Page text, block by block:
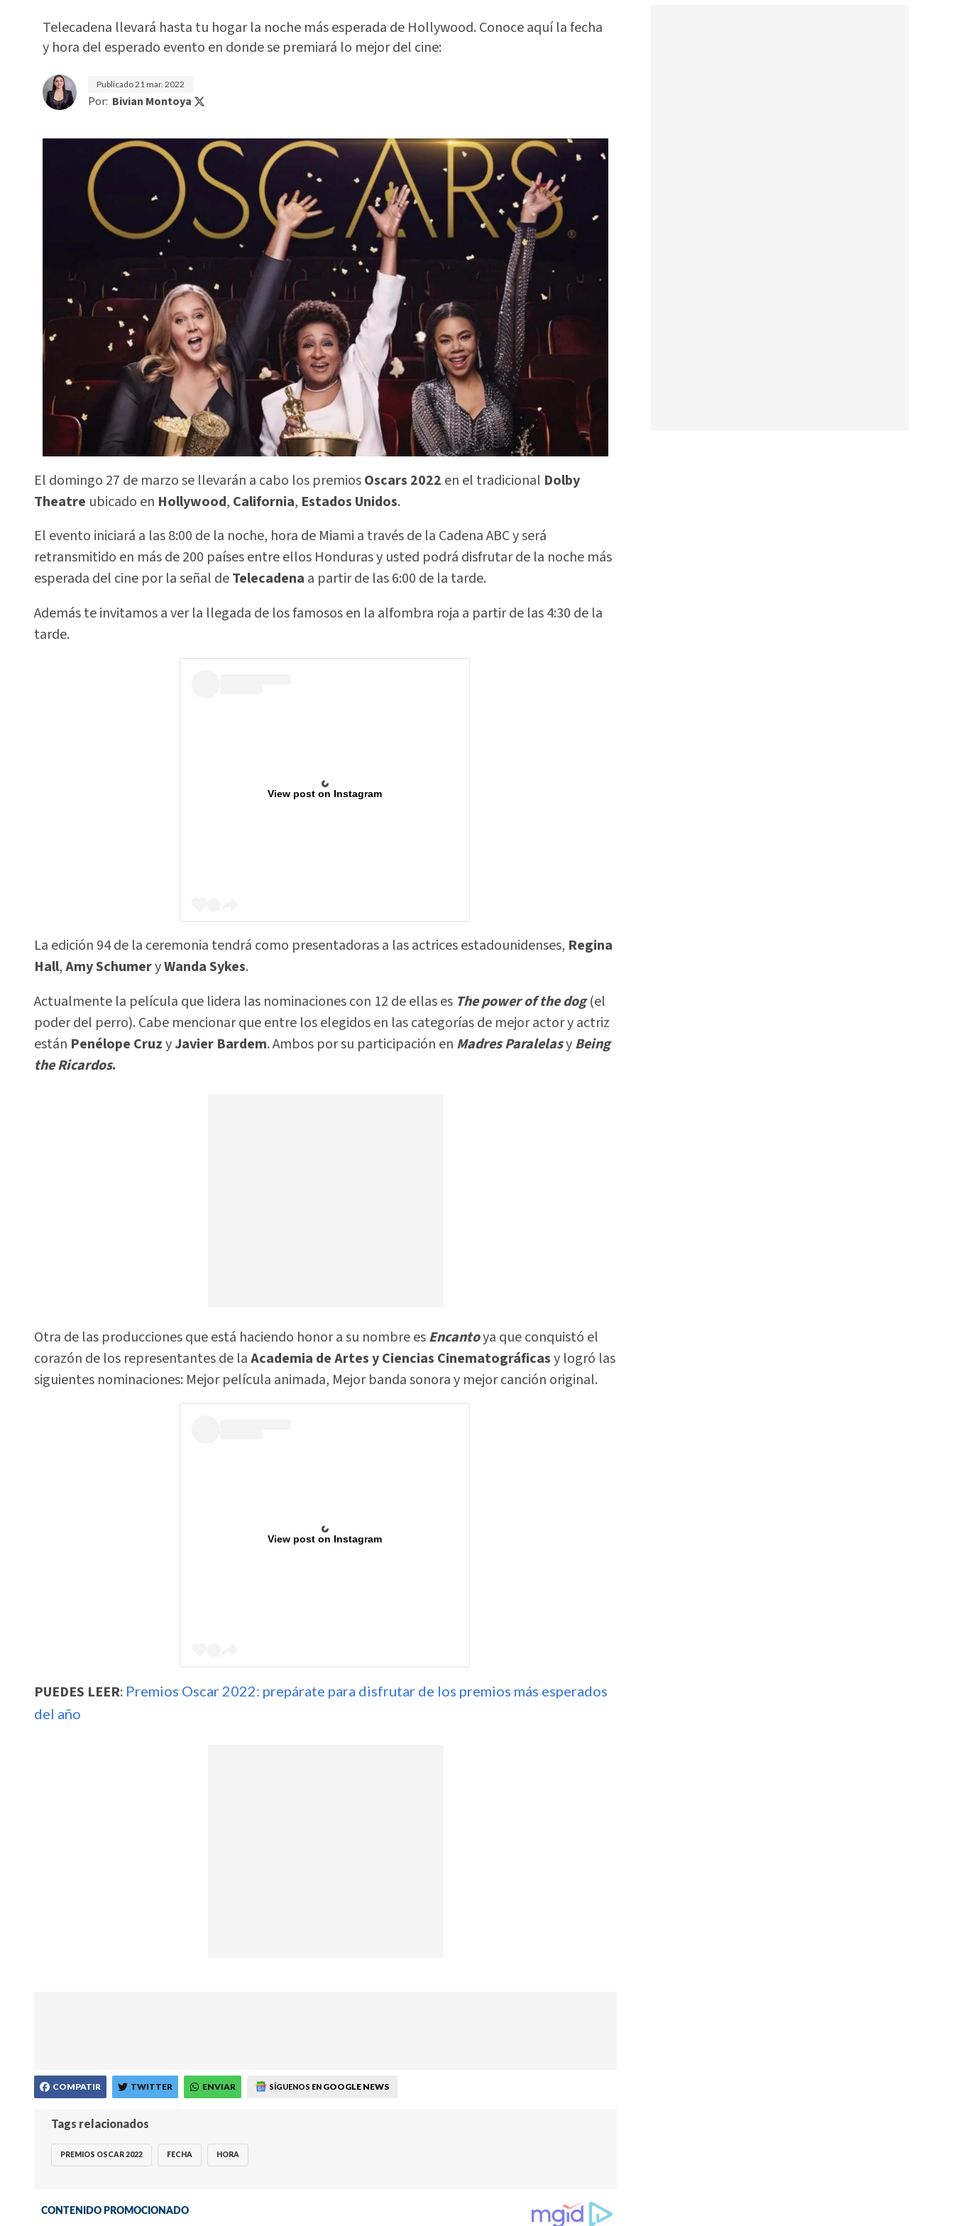
Telecadena llevará hasta tu hogar la noche más esperada de Hollywood. Conoce aquí la fecha
y hora del esperado evento en donde se premiará lo mejor del cine:
Publicado21 mar. 2022
Por: Bivian Montoya
El domingo 27 de marzo se llevarán a cabo los premiosOscars 2022 en el tradicional Dolby
Theatre ubicado en Hollywood, California, Estados Unidos.
El evento iniciará a las 8:00 de la noche, hora de Miami a través de la Cadena ABC y será
retransmitido en más de 200 países entre ellos Honduras y usted podrá disfrutar de la noche más
esperada del cine por la señal deTelecadena a partir de las 6:00 de la tarde.
Además te invitamos a ver la llegada de los famosos en la alfombra roja a partir de las 4:30 de la
tarde.
View post on Instagram
La edición 94 de la ceremonia tendrá como presentadoras a las actrices estadounidenses, Regina
Hall,Amy SchumeryWanda Sykes.
Actualmente la película que lidera las nominaciones con 12 de ellas es The power of the dog (el
poder del perro). Cabe mencionar que entre los elegidos en las categorías de mejor actor y actriz
están Penélope CruzyJavier Bardem. Ambos por su participación en Madres ParalelasyBeing
the Ricardos.
Otra de las producciones que está haciendo honor a su nombre esEncantoya que conquistó el
corazón de los representantes de laAcademia de Artes y Ciencias Cinematográficasy logró las
siguientes nominaciones: Mejor película animada, Mejor banda sonora y mejor canción original.
View post on Instagram
PUEDES LEER: Premios Oscar 2022: prepárate para disfrutar de los premios más esperados
del año
COMPATIR TWITTER ENVIAR SÍGUENOS EN GOOGLE NEWS
Tags relacionados
PREMIOS OSCAR 2022 FECHA HORA